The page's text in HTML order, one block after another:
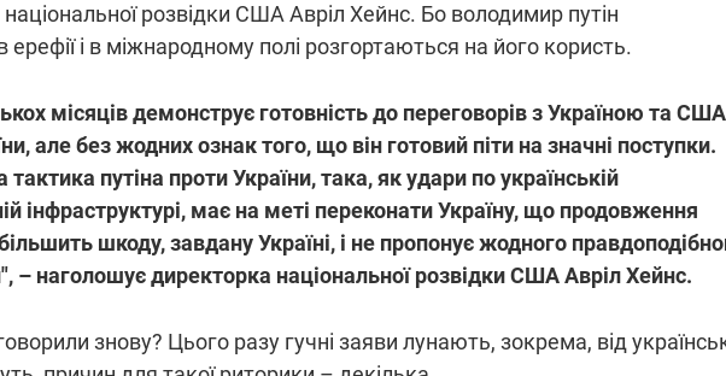
розвідки США Авріл Хейнс. Бо володимир путін
ерефії і в міжнародному полі розгортаються на його користь.
місяців демонструє готовність до переговорів з Україною та США
але без жодних ознак того, що він готовий піти на значні поступки.
путіна проти України, така, як удари по українській
інфраструктурі, має на меті переконати Україну, що продовження
шкоду, завдану Україні, і не пропонує жодного
– наголошує директорка національної розвідки США Авріл Хейнс.
знову? Цього разу гучні заяви лунають, зокрема, від